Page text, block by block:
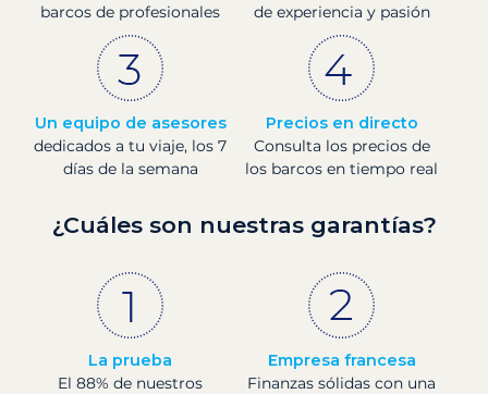
barcos de profesionales
de experiencia y pasión
Un equipo de asesores
dedicados a tu viaje, los 7
días de la semana
Precios en directo
Consulta los precios de
los barcos en tiempo real
¿Cuáles son nuestras garantías?
La prueba
El 88% de nuestros
Empresa francesa
Finanzas sólidas con una